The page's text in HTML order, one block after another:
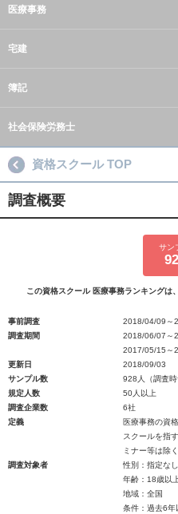
医療事務
宅建
簿記
社会保険労務士
資格スクール TOP
調査概要
サン
この資格スクール 医療事務ランキングは
事前調査
2018/04/09～
調査期間
2018/06/07～
2017/05/15～
更新日
2018/09/03
サンプル数
928人（調査
規定人数
50人以上
調査企業数
6社
定義
医療事務の資
スクールを指
ミナー等は除く
調査対象者
性別：指定なし
年齢：18歳以
地域：全国
条件：過去6年